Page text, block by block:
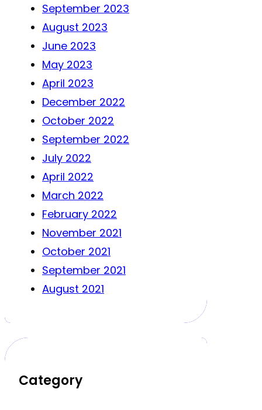
September 2023
August 2023
June 2023
May 2023
April 2023
December 2022
October 2022
September 2022
July 2022
April 2022
March 2022
February 2022
November 2021
October 2021
September 2021
August 2021
Category